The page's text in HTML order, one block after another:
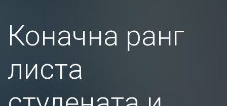
Коначнa ранг
листa